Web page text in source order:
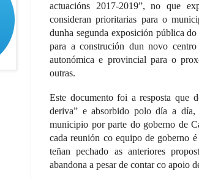
actuacións 2017-2019”, no que
consideran prioritarias para o
dunha segunda exposición pública
para a construción dun novo
autonómica e provincial para o
outras.
Este documento foi a resposta que
deriva” e absorbido polo día a
municipio por parte do goberno de
cada reunión co equipo de goberno
teñan pechado as anteriores
abandona a pesar de contar co apoio